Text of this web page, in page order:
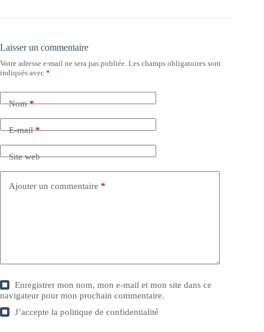
Laisser un commentaire
Votre adresse e-mail ne sera pas publiée. Les champs obligatoires sont
indiqués avec *
Nom*
E-mail*
Site web
Ajouter un commentaire *
Enregistrer mon nom, mon e-mail et mon site dans ce
navigateur pour mon prochain commentaire.
J’accepte lapolitique de confidentialité